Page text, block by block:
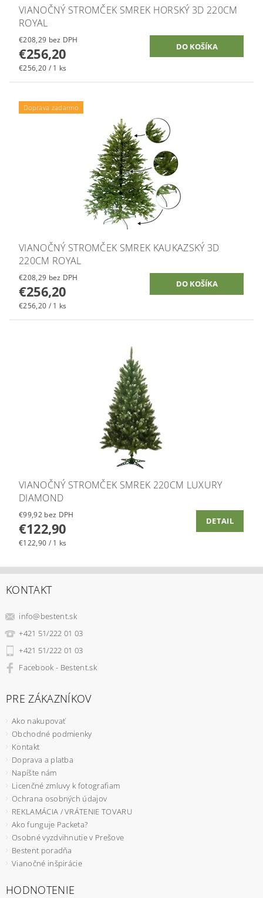
VIANOČNÝ STROMČEK SMREK HORSKÝ 3D 220CM
ROYAL
€208,29 bez DPH
€256,20
€256,20 / 1 ks
Doprava zadarmo
VIANOČNÝ STROMČEK SMREK KAUKAZSKÝ 3D
220CM ROYAL
€208,29 bez DPH
€256,20
€256,20 / 1 ks
VIANOČNÝ STROMČEK SMREK 220CM LUXURY
DIAMOND
€99,92 bez DPH
€122,90
€122,90 / 1 ks
DETAIL
KONTAKT
info@bestent.sk
+421 51/222 01 03
+421 51/222 01 03
Facebook - Bestent.sk
PRE ZÁKAZNÍKOV
Ako nakupovať
Obchodné podmienky
Kontakt
Doprava a platba
Napíšte nám
Licenčné zmluvy k fotografiam
Ochrana osobných údajov
REKLAMÁCIA / VRÁTENIE TOVARU
Ako funguje Packeta?
Osobné vyzdvihnutie v Prešove
Bestent poradňa
Vianočné inšpirácie
HODNOTENIE